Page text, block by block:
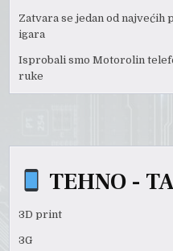
Zatvara se jedan od najvećih
igara
Isprobali smo Motorolin
ruke
TEHNO -
3D print
3G